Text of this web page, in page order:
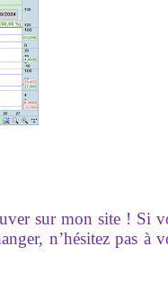
sur mon site ! Si
n’hésitez pas à